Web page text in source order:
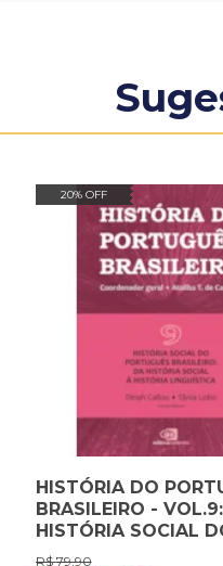
20% OFF
HISTÓRIA DO
BRASILEIRO - VOL.9:
HISTÓRIA SOCIAL
PORTUGUÊS
R$ 79,90